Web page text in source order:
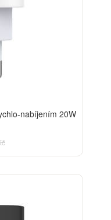
nabíjením 20W